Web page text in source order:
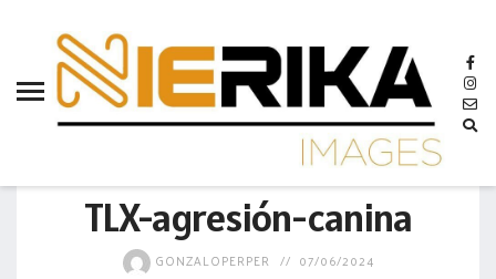
TLX-agresión-canina
GONZALOPERPER 07/06/2024
aamtlax
abanderamiento